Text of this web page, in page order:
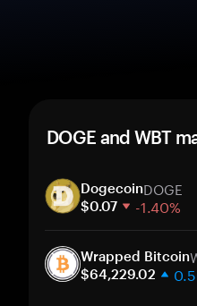
DOGE and WBT
DogecoinDOGE
$0.07 -1.40%
30 days
Market cap
Wrapped Bitcoin
$64,229.02